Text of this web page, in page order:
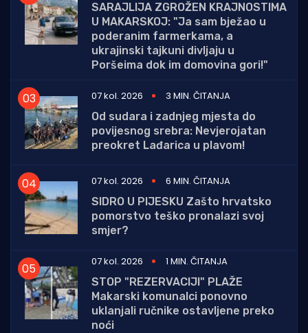
SARAJLIJA ZGROŽEN KRAJNOSTIMA
U MAKARSKOJ: "Ja sam bježao u
poderanim farmerkama, a
ukrajinski tajkuni divljaju u
Poršeima dok im domovina gori!"
07 kol. 2026
3 MIN. ČITANJA
Od sudara i zadnjeg mjesta do
povijesnog srebra: Nevjerojatan
preokret Lađarica u plavom!
07 kol. 2026
6 MIN. ČITANJA
SIDRO U PIJESKU Zašto hrvatsko
pomorstvo teško pronalazi svoj
smjer?
07 kol. 2026
1 MIN. ČITANJA
STOP "REZERVACIJI" PLAŽE
Makarski komunalci ponovno
uklanjali ručnike ostavljene preko
noći